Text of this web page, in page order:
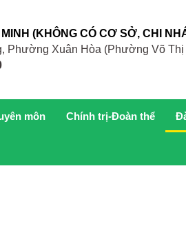
(KHÔNG CÓ CƠ SỞ, CHI
Xuân Hòa (Phường Võ Thị
môn Chính trị-Đoàn thể